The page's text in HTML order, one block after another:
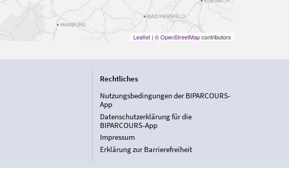
Leaflet| ©OpenStreetMapcontributors
Rechtliches
Nutzungsbedingungen der BIPARCOURS-
App
Datenschutzerklärung für die
BIPARCOURS-App
Impressum
Erklärung zur Barrierefreiheit